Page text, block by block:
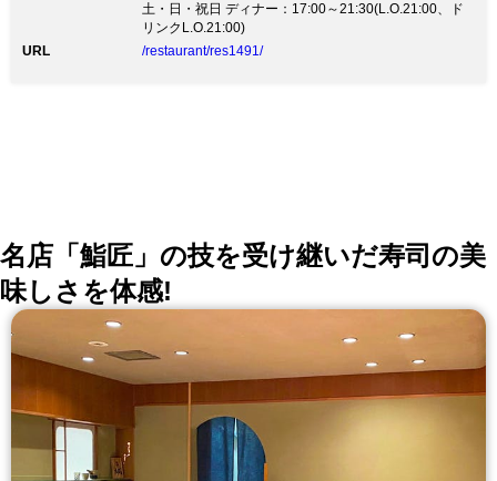
肉好きにはたまらないお料理はもちろん、 素材からこ
だわる繊細なシーフードイタリアンを堪能。 ▼2.5時間
飲み放題付き▼ ・全６品メインはエイジングポークの
土・日・祝日 ディナー：17:00～21:30(L.O.21:00、ド
リンクL.O.21:00)
URL
/restaurant/res1491/
名店「鮨匠」の技を受け継いだ寿司の美
味しさを体感!